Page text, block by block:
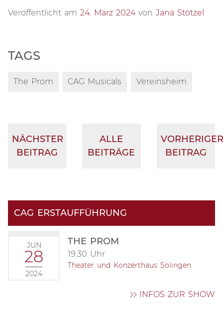
Veröffentlicht am 24. März 2024von Jana Stötzel
TAGS
The Prom CAG Musicals Vereinsheim
NÄCHSTER
BEITRAG
ALLE
BEITRÄGE
VORHERIGER
BEITRAG
CAG ERSTAUFFÜHRUNG
JUN
28
2024
THE PROM
19:30 Uhr
Theater und Konzerthaus Solingen
INFOS ZUR SHOW